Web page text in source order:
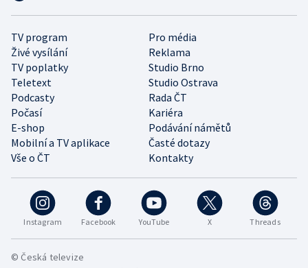
Instagram Facebook YouTube X Threads
TV program
Pro média
Živé vysílání
Reklama
TV poplatky
Studio Brno
Teletext
Studio Ostrava
Podcasty
Rada ČT
Počasí
Kariéra
E-shop
Podávání námětů
Mobilní a TV aplikace
Časté dotazy
Vše o ČT
Kontakty
© Česká televize